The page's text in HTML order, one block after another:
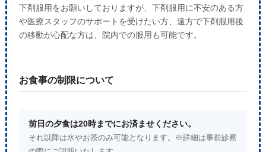
下剤服用をお願いしておりますが、下剤服用に不安のある方
や医療スタッフのサポートを受けたい方、遠方で下剤服用後
の移動が心配な方は、院内での服用も可能です。
お食事の制限について
前日の夕食は20時までにお済ませください。
それ以降は水やお茶のみ可能となります。※詳細は事前診察